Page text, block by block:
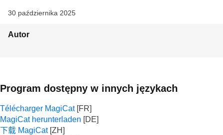
30 października 2025
Autor
Program dostępny w innych językach
Télécharger MagiCat
MagiCat herunterladen
下载 MagiCat